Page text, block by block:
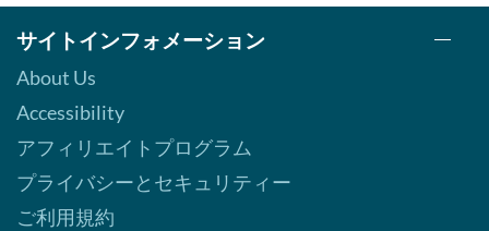
サイトインフォメーション
About Us
Accessibility
アフィリエイトプログラム
プライバシーとセキュリティー
ご利用規約